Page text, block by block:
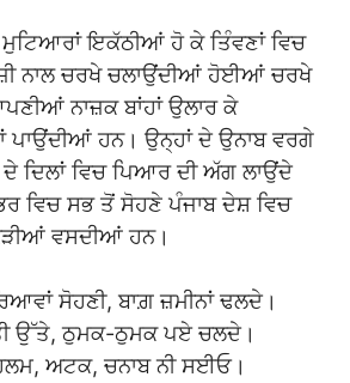
ਇਕੱਠੀਆਂ ਹੋ ਕੇ ਤਿੰਵਣਾਂ ਵਿਚ
ਨਾਲ ਚਰਖੇ ਚਲਾਉਂਦੀਆਂ ਹੋਈਆਂ ਚਰਖੇ
ਨਾਜ਼ਕ ਬਾਂਹਾਂ ਉਲਾਰ ਕੇ
ਹਨ। ਉਨ੍ਹਾਂ ਦੇ ਉਨਾਬ ਵਰਗੇ
ਦਿਲਾਂ ਵਿਚ ਪਿਆਰ ਦੀ ਅੱਗ ਲਾਉਂਦੇ
ਵਿਚ ਸਭ ਤੋਂ ਸੋਹਣੇ ਪੰਜਾਬ ਦੇਸ਼ ਵਿਚ
ਵਸਦੀਆਂ ਹਨ।
ਸੋਹਣੀ, ਬਾਗ਼ ਜ਼ਮੀਨਾਂ ਢਲਦੇ।
ਉੱਤੇ, ਠੁਮਕ-ਠੁਮਕ ਪਏ ਚਲਦੇ।
ਅਟਕ, ਚਨਾਬ ਨੀ ਸਈਓ।